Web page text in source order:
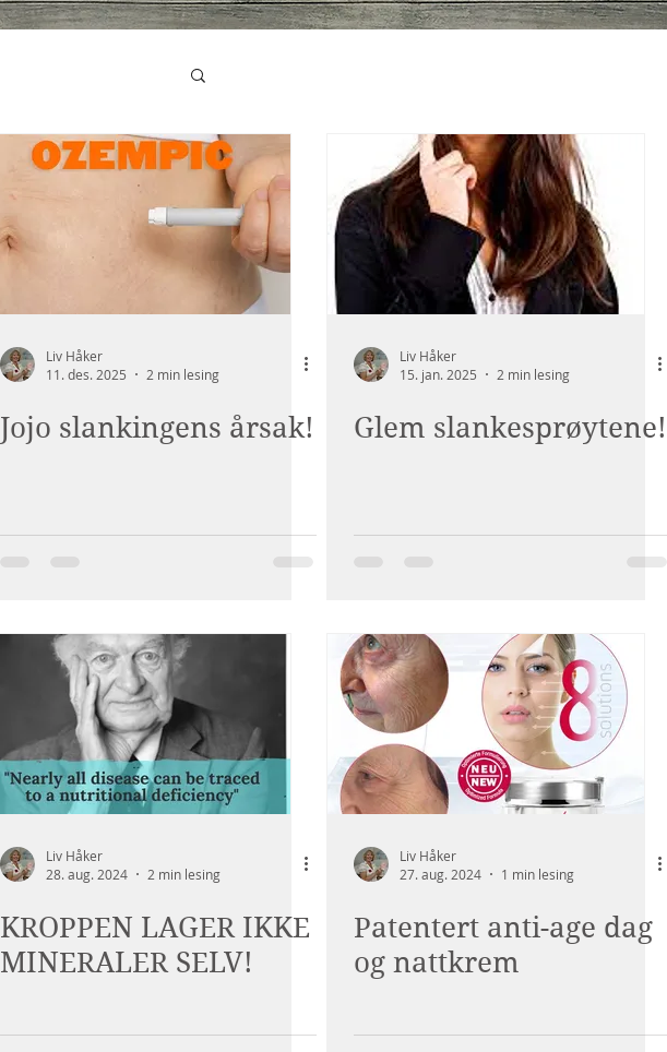
Liv Håker
11. des. 2025
2 min lesing
Jojo slankingens årsak!
Liv Håker
15. jan. 2025
2 min lesing
Glem slankesprøytene!
Liv Håker
28. aug. 2024
2 min lesing
KROPPEN LAGER IKKE
MINERALER SELV!
Liv Håker
27. aug. 2024
1 min lesing
Patentert anti-age dag
og nattkrem